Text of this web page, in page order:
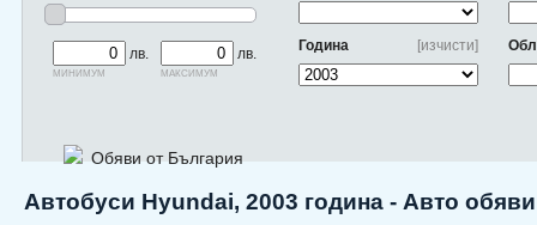
лв.
минимум
лв.
максимум
[изчисти]
Година
Обяви от България
Автобуси Hyundai, 2003 година - Авто